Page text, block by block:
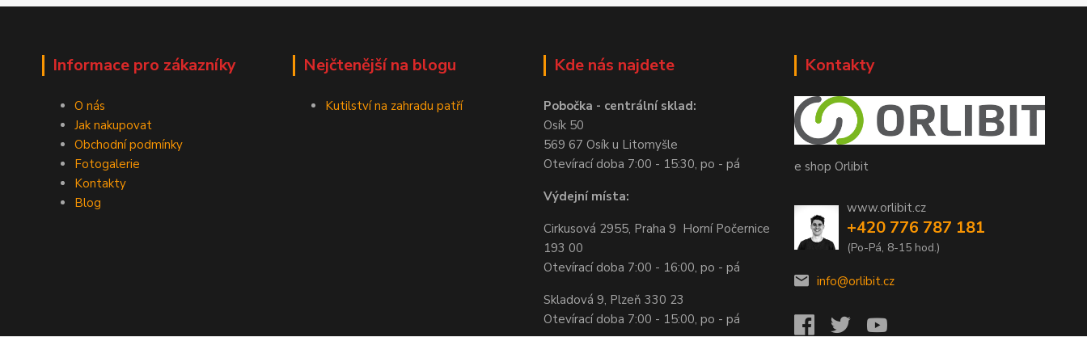
Informace pro zákazníky
O nás
Jak nakupovat
Obchodní podmínky
Fotogalerie
Kontakty
Blog
Nejčtenější na blogu
Kutilství na zahradu patří
Kde nás najdete
Pobočka - centrální sklad:
Osík 50
569 67 Osík u Litomyšle
Otevírací doba 7:00 - 15:30, po - pá
Výdejní místa:
Cirkusová 2955, Praha 9 Horní Počernice
193 00
Otevírací doba 7:00 - 16:00, po - pá
Skladová 9, Plzeň 330 23
Otevírací doba 7:00 - 15:00, po - pá
Kontakty
e shop Orlibit
www.orlibit.cz
+420 776 787 181
(Po-Pá, 8-15 hod.)
info@orlibit.cz